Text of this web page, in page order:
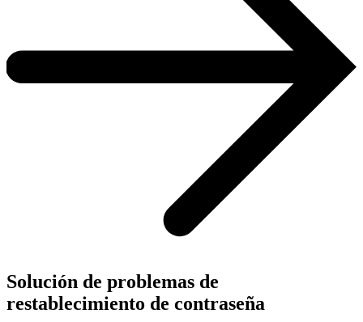
Solución de problemas de
restablecimiento de contraseña